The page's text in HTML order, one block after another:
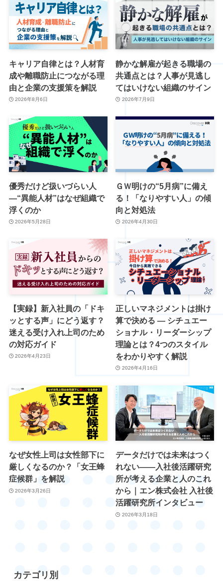
キャリア自律とは？人材育
成や離職防止につながる理
由と企業の支援策を解説
2026年8月6日
静かな解雇が起きる職場の
共通点とは？人事が見逃し
てはいけない組織のサイン
2026年7月9日
優秀だけど扱いづらい人
―“異能人材”はなぜ組織で
浮くのか
2026年5月28日
ＧＷ明けの“5月病”に備え
る！「なりやすい人」の傾
向と対処法
2026年4月30日
【実録】新入社員の「ドキ
ッとする声」にどう返す？
迷える受け入れ上司のため
の対応ガイド
2026年4月23日
正しいマネジメントは掛け
算で決める ― シチュエー
ショナル・リーダーシップ
理論とは？4つのスタイル
をわかりやすく解説
2026年4月16日
なぜ女性上司は女性部下に
厳しくなるのか？「女王蜂
症候群」を解説
2026年3月26日
データだけでは未来はつく
れない――入社後活躍研究
所が考える企業と人のこれ
から｜エン株式会社 入社後
活躍研究所インタビュー
2026年3月18日
カテゴリ別